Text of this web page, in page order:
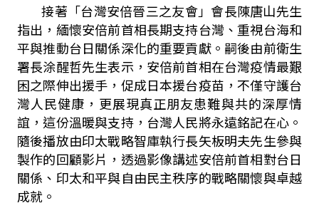
接著「台灣安倍晉三之友會」會長陳唐山先生
指出，緬懷安倍前首相長期支持台灣、重視台海和
平與推動台日關係深化的重要貢獻。嗣後由前衛生
署長涂醒哲先生表示，安倍前首相在台灣疫情最艱
困之際伸出援手，促成日本援台疫苗，不僅守護台
灣人民健康，更展現真正朋友患難與共的深厚情
誼，這份溫暖與支持，台灣人民將永遠銘記在心。
隨後播放由印太戰略智庫執行長矢板明夫先生參與
製作的回顧影片，透過影像講述安倍前首相對台日
關係、印太和平與自由民主秩序的戰略關懷與卓越
成就。